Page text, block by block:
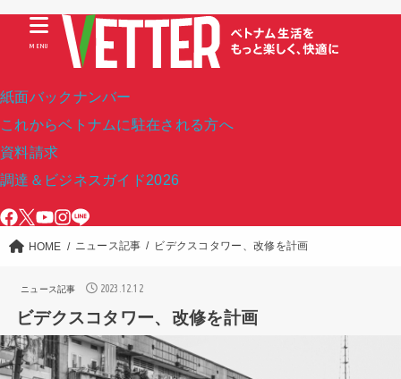
紙面バックナンバー
これからベトナムに駐在される方へ
資料請求
調達＆ビジネスガイド2026
MENU
HOME ニュース記事 ビデクスコタワー、改修を計画
ニュース記事 2023.12.12
ビデクスコタワー、改修を計画